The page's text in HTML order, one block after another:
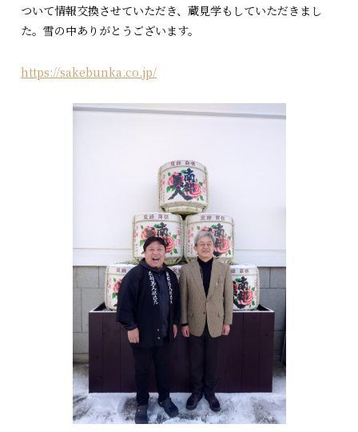
ついて情報交換させていただき、蔵見学もしていただきまし
た。雪の中ありがとうございます。
https://sakebunka.co.jp/